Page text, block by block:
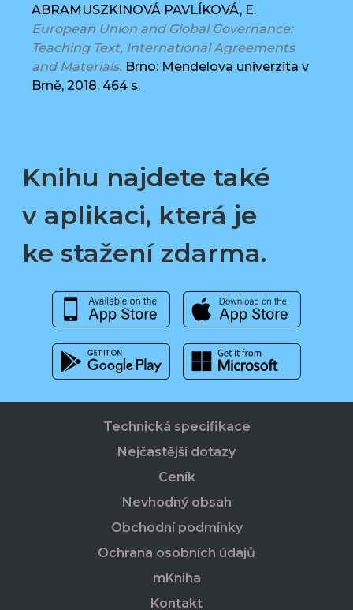
ABRAMUSZKINOVÁ PAVLÍKOVÁ, E.
European Union and Global Governance:
Teaching Text, International Agreements
and Materials. Brno: Mendelova univerzita v
Brně, 2018. 464 s.
Knihu najdete také
v aplikaci, která je
ke stažení zdarma.
Technická specifikace
Nejčastější dotazy
Ceník
Nevhodný obsah
Obchodní podmínky
Ochrana osobních údajů
mKniha
Kontakt